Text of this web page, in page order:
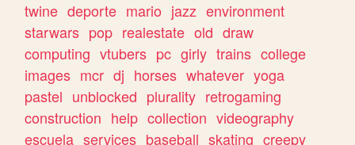
twine deporte mario jazz environment
starwars pop realestate old draw
computing vtubers pc girly trains college
images mcr dj horses whatever yoga
pastel unblocked plurality retrogaming
construction help collection videography
escuela services baseball skating creepy